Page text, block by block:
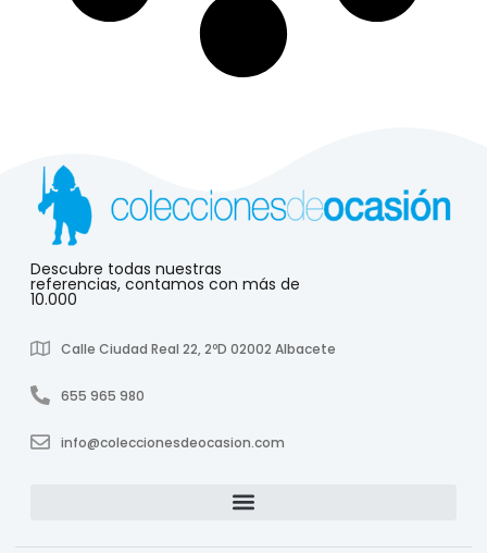
Descubre todas nuestras
referencias, contamos con más de
10.000
Calle Ciudad Real 22, 2ºD 02002 Albacete
655 965 980
info@coleccionesdeocasion.com